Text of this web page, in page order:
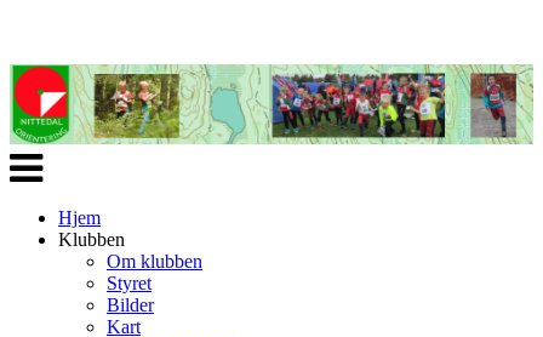
Veksle
navigasjon
Hjem
Klubben
Om klubben
Styret
Bilder
Kart